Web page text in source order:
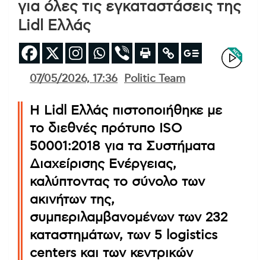
για όλες τις εγκαταστάσεις της
Lidl Ελλάς
07/05/2026, 17:36 Politic Team
Η Lidl Ελλάς πιστοποιήθηκε με
το διεθνές πρότυπο ISO
50001:2018 για τα Συστήματα
Διαχείρισης Ενέργειας,
καλύπτοντας το σύνολο των
ακινήτων της,
συμπεριλαμβανομένων των 232
καταστημάτων, των 5 logistics
centers και των κεντρικών